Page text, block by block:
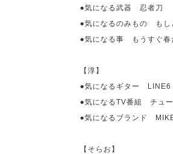
●気になる武器 忍者刀
●気になるのみもの もし
●気になる事 もうすぐ春
【淳】
●気になるギター
●気になるTV番組 チュー
●気になるブランド
【そらお】